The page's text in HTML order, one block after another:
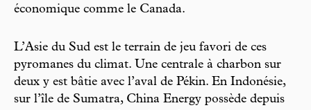
économique comme le Canada.
L’Asie du Sud est le terrain de jeu favori de ces
pyromanes du climat. Une centrale à charbon sur
deux y est bâtie avec l’aval de Pékin. En Indonésie,
sur l’île de Sumatra, China Energy possède depuis